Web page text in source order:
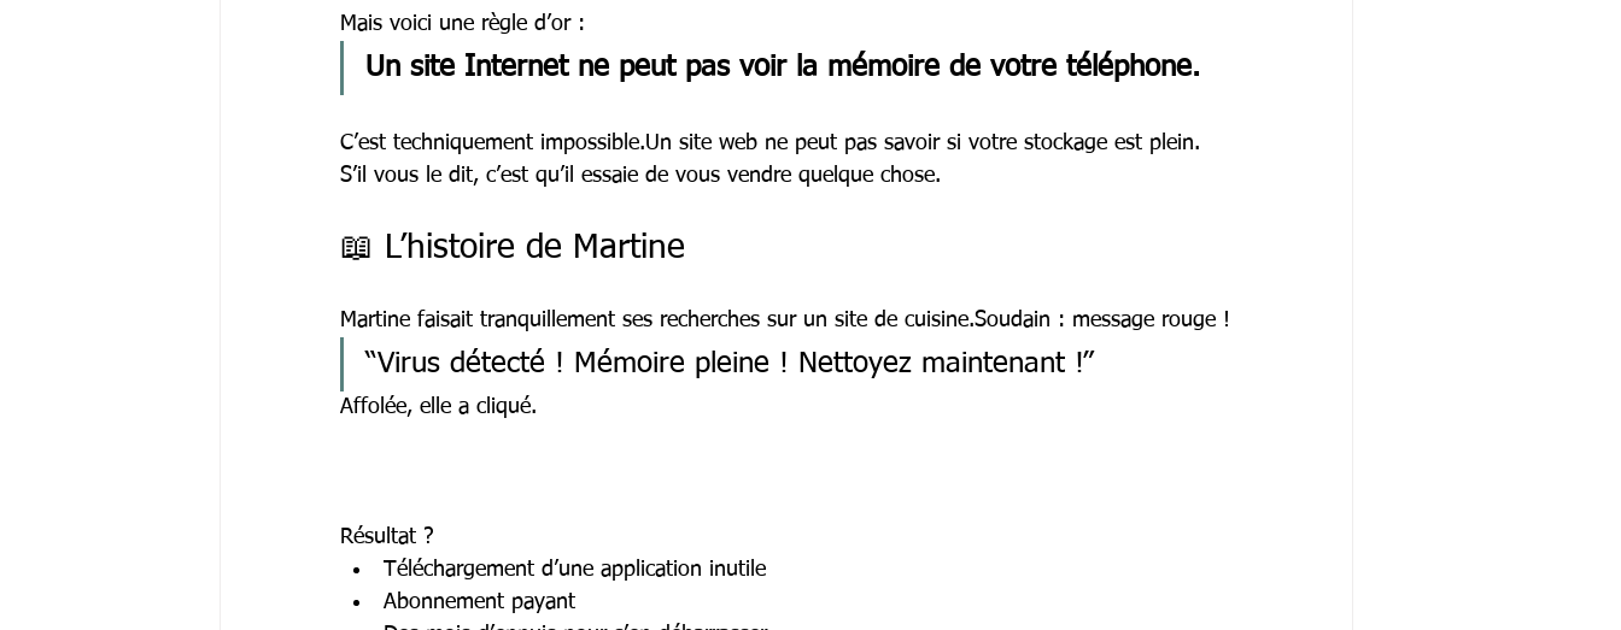
Mais voici une règle d’or :
Un site Internet ne peut pas voir la mémoire de votre téléphone.
C’est techniquement impossible.Un site web ne peut pas savoir si votre stockage est plein.
S’il vous le dit, c’est qu’il essaie de vous vendre quelque chose.
📖 L’histoire de Martine
Martine faisait tranquillement ses recherches sur un site de cuisine.Soudain : message rouge !
“Virus détecté ! Mémoire pleine ! Nettoyez maintenant !”
Affolée, elle a cliqué.
Résultat ?
Téléchargement d’une application inutile
Abonnement payant